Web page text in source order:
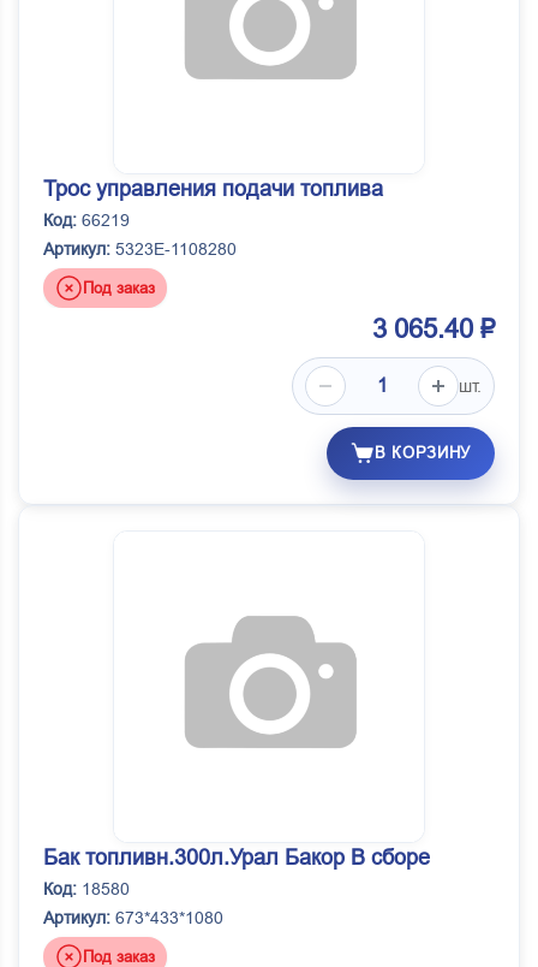
Трос управления подачи топлива
Код: 66219
Артикул: 5323Е-1108280
Под заказ
3 065.40 ₽
шт.
В КОРЗИНУ
Бак топливн.300л.Урал Бакор В сборе
Код: 18580
Артикул: 673*433*1080
Под заказ